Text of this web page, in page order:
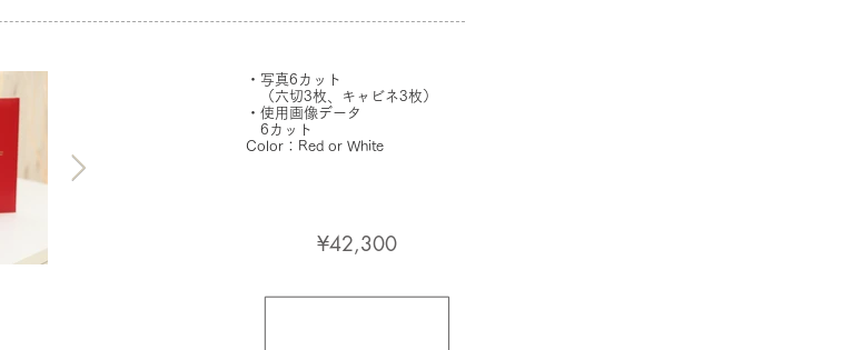
・写真6カット
（六切3枚、キャビネ3枚）
・使用画像データ
6カット
​Color：Red or White
¥42,300